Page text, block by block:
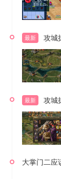
最新 攻城
最新 攻城
大掌门二应